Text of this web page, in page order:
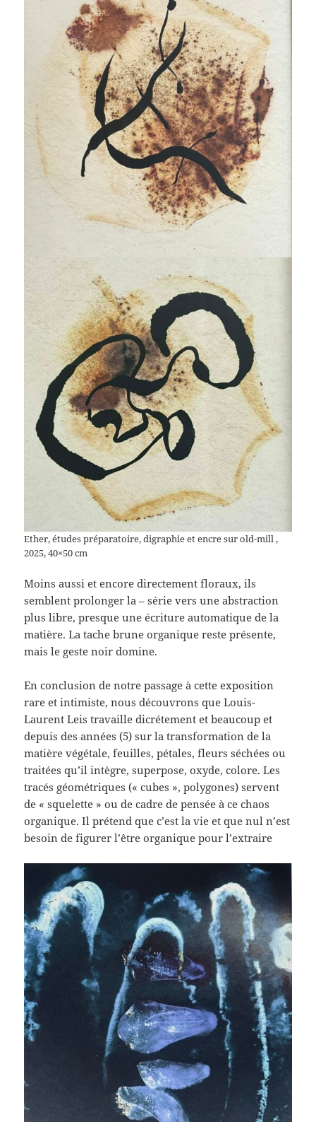
Ether, études préparatoire, digraphie et encre sur old-mill ,
2025, 40×50 cm
Moins aussi et encore directement floraux, ils
semblent prolonger la – série vers une abstraction
plus libre, presque une écriture automatique de la
matière. La tache brune organique reste présente,
mais le geste noir domine.
En conclusion de notre passage à cette exposition
rare et intimiste, nous découvrons que Louis-
Laurent Leis travaille dicrétement et beaucoup et
depuis des années (5) sur la transformation de la
matière végétale, feuilles, pétales, fleurs séchées ou
traitées qu’il intègre, superpose, oxyde, colore. Les
tracés géométriques (« cubes », polygones) servent
de « squelette » ou de cadre de pensée à ce chaos
organique. Il prétend que c’est la vie et que nul n’est
besoin de figurer l’être organique pour l’extraire